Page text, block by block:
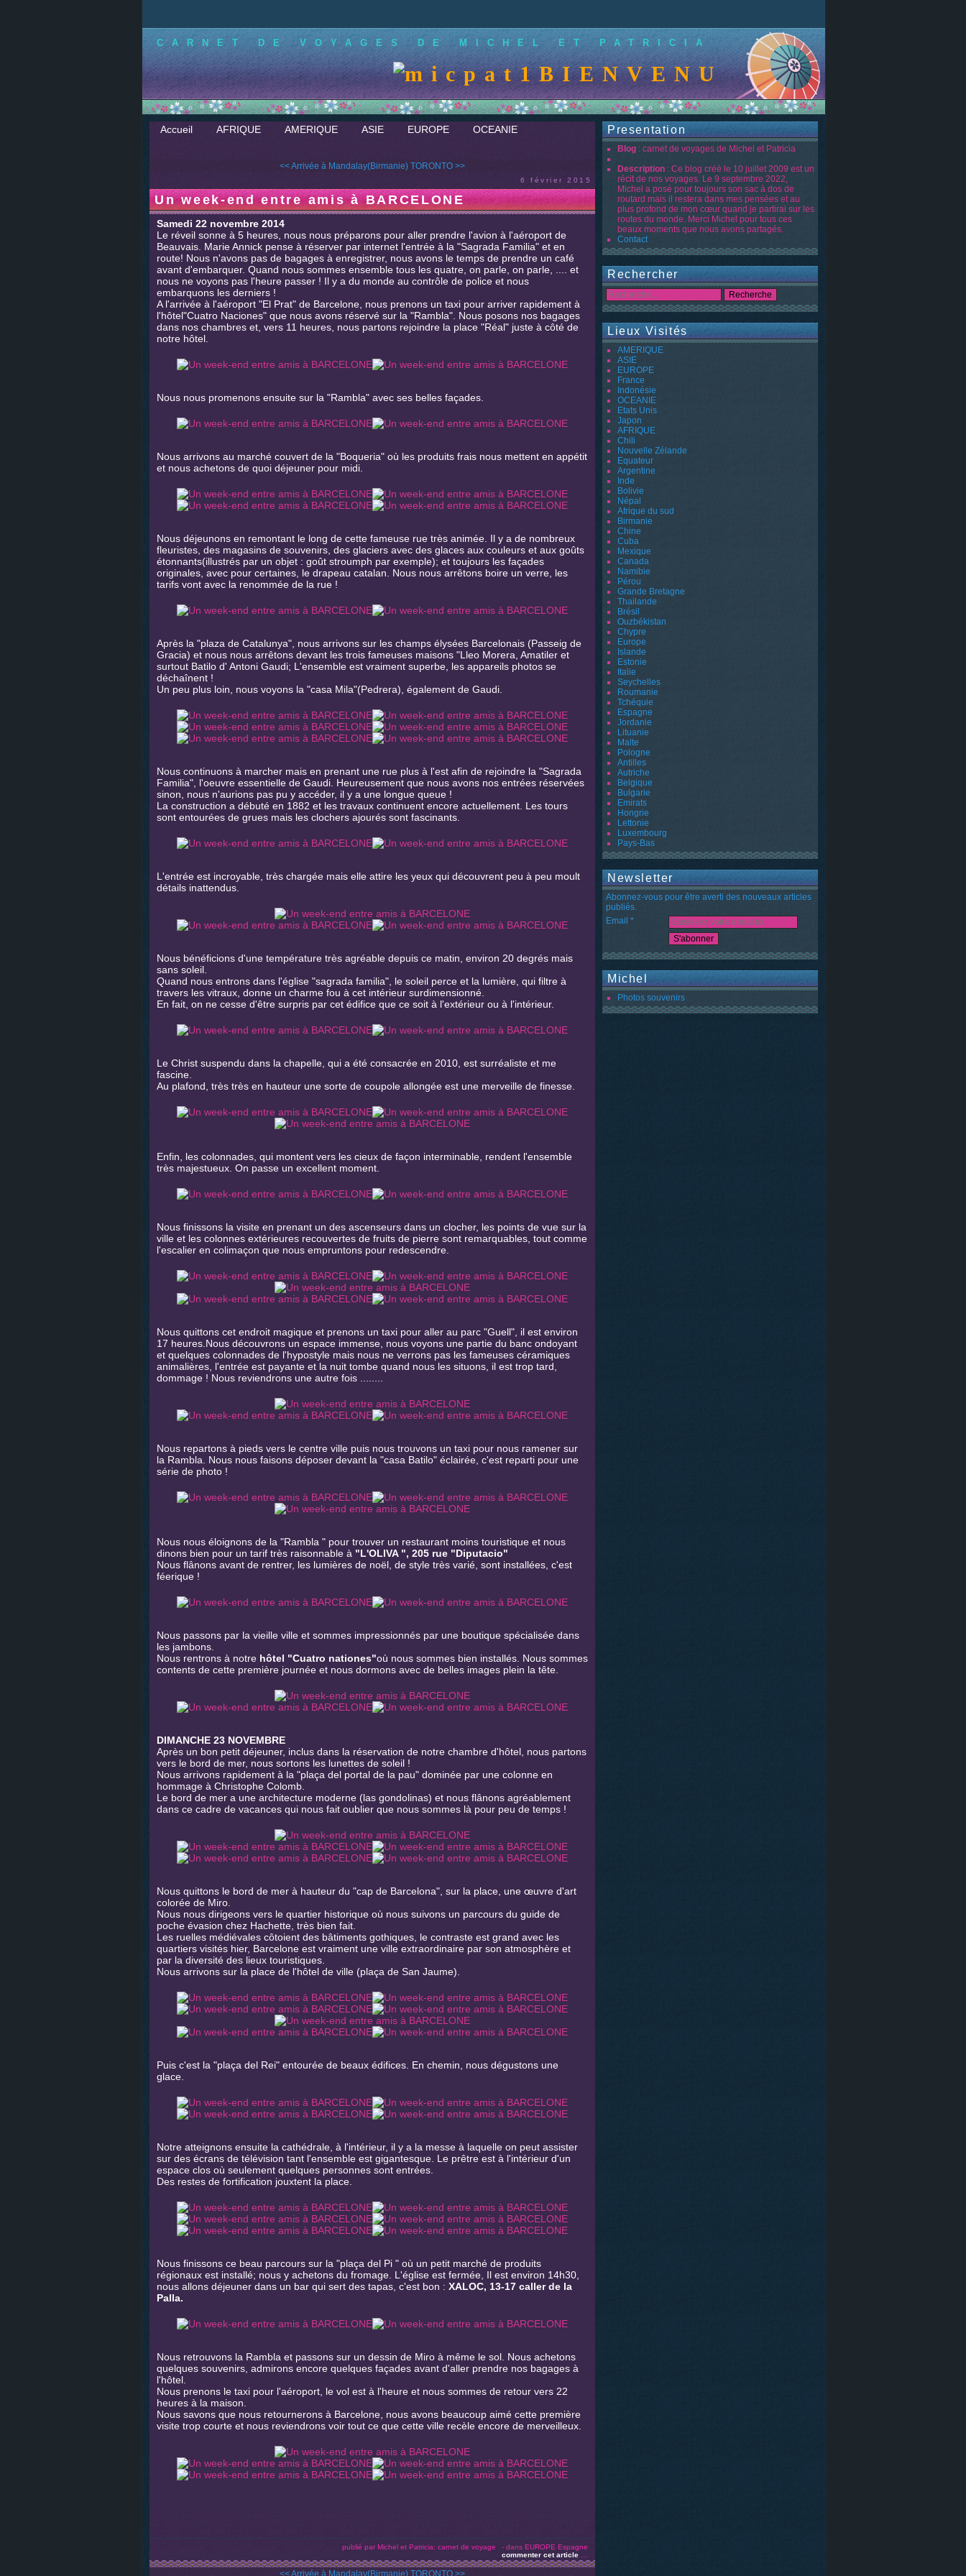
CARNET DE VOYAGES DE MICHEL ET PATRICIA
BIENVENUE SUR LE
Accueil AFRIQUE AMERIQUE ASIE EUROPE OCEANIE
<< Arrivée à Mandalay(Birmanie) TORONTO >>
6 février 2015
Un week-end entre amis à BARCELONE
Samedi 22 novembre 2014
Le réveil sonne à 5 heures, nous nous préparons pour aller prendre l'avion à l'aéroport de
Beauvais. Marie Annick pense à réserver par internet l'entrée à la "Sagrada Familia" et en
route! Nous n'avons pas de bagages à enregistrer, nous avons le temps de prendre un café
avant d'embarquer. Quand nous sommes ensemble tous les quatre, on parle, on parle, .... et
nous ne voyons pas l'heure passer ! Il y a du monde au contrôle de police et nous
embarquons les derniers !
A l'arrivée à l'aéroport "El Prat" de Barcelone, nous prenons un taxi pour arriver rapidement à
l'hôtel"Cuatro Naciones" que nous avons réservé sur la "Rambla". Nous posons nos bagages
dans nos chambres et, vers 11 heures, nous partons rejoindre la place "Réal" juste à côté de
notre hôtel.
Nous nous promenons ensuite sur la "Rambla" avec ses belles façades.
Nous arrivons au marché couvert de la "Boqueria" où les produits frais nous mettent en appétit
et nous achetons de quoi déjeuner pour midi.
Nous déjeunons en remontant le long de cette fameuse rue très animée. Il y a de nombreux
fleuristes, des magasins de souvenirs, des glaciers avec des glaces aux couleurs et aux goûts
étonnants(illustrés par un objet : goût stroumph par exemple); et toujours les façades
originales, avec pour certaines, le drapeau catalan. Nous nous arrêtons boire un verre, les
tarifs vont avec la renommée de la rue !
Après la "plaza de Catalunya", nous arrivons sur les champs élysées Barcelonais (Passeig de
Gracia) et nous nous arrêtons devant les trois fameuses maisons "Lleo Morera, Amatiler et
surtout Batilo d' Antoni Gaudi; L'ensemble est vraiment superbe, les appareils photos se
déchaînent !
Un peu plus loin, nous voyons la "casa Mila"(Pedrera), également de Gaudi.
Nous continuons à marcher mais en prenant une rue plus à l'est afin de rejoindre la "Sagrada
Familia", l'oeuvre essentielle de Gaudi. Heureusement que nous avons nos entrées réservées
sinon, nous n'aurions pas pu y accéder, il y a une longue queue !
La construction a débuté en 1882 et les travaux continuent encore actuellement. Les tours
sont entourées de grues mais les clochers ajourés sont fascinants.
L'entrée est incroyable, très chargée mais elle attire les yeux qui découvrent peu à peu moult
détails inattendus.
Nous bénéficions d'une température très agréable depuis ce matin, environ 20 degrés mais
sans soleil.
Quand nous entrons dans l'église "sagrada familia", le soleil perce et la lumière, qui filtre à
travers les vitraux, donne un charme fou à cet intérieur surdimensionné.
En fait, on ne cesse d'être surpris par cet édifice que ce soit à l'extérieur ou à l'intérieur.
Le Christ suspendu dans la chapelle, qui a été consacrée en 2010, est surréaliste et me
fascine.
Au plafond, très très en hauteur une sorte de coupole allongée est une merveille de finesse.
Enfin, les colonnades, qui montent vers les cieux de façon interminable, rendent l'ensemble
très majestueux. On passe un excellent moment.
Nous finissons la visite en prenant un des ascenseurs dans un clocher, les points de vue sur la
ville et les colonnes extérieures recouvertes de fruits de pierre sont remarquables, tout comme
l'escalier en colimaçon que nous empruntons pour redescendre.
Nous quittons cet endroit magique et prenons un taxi pour aller au parc "Guell", il est environ
17 heures.Nous découvrons un espace immense, nous voyons une partie du banc ondoyant
et quelques colonnades de l'hypostyle mais nous ne verrons pas les fameuses céramiques
animalières, l'entrée est payante et la nuit tombe quand nous les situons, il est trop tard,
dommage ! Nous reviendrons une autre fois ........
Nous repartons à pieds vers le centre ville puis nous trouvons un taxi pour nous ramener sur
la Rambla. Nous nous faisons déposer devant la "casa Batilo" éclairée, c'est reparti pour une
série de photo !
Nous nous éloignons de la "Rambla " pour trouver un restaurant moins touristique et nous
dinons bien pour un tarif très raisonnable à "L'OLIVA ", 205 rue "Diputacio"
Nous flânons avant de rentrer, les lumières de noël, de style très varié, sont installées, c'est
féerique !
Nous passons par la vieille ville et sommes impressionnés par une boutique spécialisée dans
les jambons.
Nous rentrons à notre hôtel "Cuatro nationes"où nous sommes bien installés. Nous sommes
contents de cette première journée et nous dormons avec de belles images plein la tête.
DIMANCHE 23 NOVEMBRE
Après un bon petit déjeuner, inclus dans la réservation de notre chambre d'hôtel, nous partons
vers le bord de mer, nous sortons les lunettes de soleil !
Nous arrivons rapidement à la "plaça del portal de la pau" dominée par une colonne en
hommage à Christophe Colomb.
Le bord de mer a une architecture moderne (las gondolinas) et nous flânons agréablement
dans ce cadre de vacances qui nous fait oublier que nous sommes là pour peu de temps !
Nous quittons le bord de mer à hauteur du "cap de Barcelona", sur la place, une œuvre d'art
colorée de Miro.
Nous nous dirigeons vers le quartier historique où nous suivons un parcours du guide de
poche évasion chez Hachette, très bien fait.
Les ruelles médiévales côtoient des bâtiments gothiques, le contraste est grand avec les
quartiers visités hier, Barcelone est vraiment une ville extraordinaire par son atmosphère et
par la diversité des lieux touristiques.
Nous arrivons sur la place de l'hôtel de ville (plaça de San Jaume).
Puis c'est la "plaça del Rei" entourée de beaux édifices. En chemin, nous dégustons une
glace.
Notre atteignons ensuite la cathédrale, à l'intérieur, il y a la messe à laquelle on peut assister
sur des écrans de télévision tant l'ensemble est gigantesque. Le prêtre est à l'intérieur d'un
espace clos où seulement quelques personnes sont entrées.
Des restes de fortification jouxtent la place.
Nous finissons ce beau parcours sur la "plaça del Pi " où un petit marché de produits
régionaux est installé; nous y achetons du fromage. L'église est fermée, Il est environ 14h30,
nous allons déjeuner dans un bar qui sert des tapas, c'est bon : XALOC, 13-17 caller de la
Palla.
Nous retrouvons la Rambla et passons sur un dessin de Miro à même le sol. Nous achetons
quelques souvenirs, admirons encore quelques façades avant d'aller prendre nos bagages à
l'hôtel.
Nous prenons le taxi pour l'aéroport, le vol est à l'heure et nous sommes de retour vers 22
heures à la maison.
Nous savons que nous retournerons à Barcelone, nous avons beaucoup aimé cette première
visite trop courte et nous reviendrons voir tout ce que cette ville recèle encore de merveilleux.
publié par Michel et Patricia: carnet de voyage - dans EUROPE Espagne
commenter cet article
<< Arrivée à Mandalay(Birmanie) TORONTO >>
Presentation
Blog : carnet de voyages de Michel et Patricia
Description : Ce blog créé le 10 juillet 2009 est un
récit de nos voyages. Le 9 septembre 2022,
Michel a posé pour toujours son sac à dos de
routard mais il restera dans mes pensées et au
plus profond de mon cœur quand je partirai sur les
routes du monde. Merci Michel pour tous ces
beaux moments que nous avons partagés.
Contact
Rechercher
Lieux Visités
AMERIQUE
ASIE
EUROPE
France
Indonésie
OCEANIE
Etats Unis
Japon
AFRIQUE
Chili
Nouvelle Zélande
Equateur
Argentine
Inde
Bolivie
Népal
Afrique du sud
Birmanie
Chine
Cuba
Mexique
Canada
Namibie
Pérou
Grande Bretagne
Thailande
Brésil
Ouzbékistan
Chypre
Europe
Islande
Estonie
Italie
Seychelles
Roumanie
Tchéquie
Espagne
Jordanie
Lituanie
Malte
Pologne
Antilles
Autriche
Belgique
Bulgarie
Emirats
Hongrie
Lettonie
Luxembourg
Pays-Bas
Newsletter
Abonnez-vous pour être averti des nouveaux articles
publiés.
Email
Michel
Photos souvenirs